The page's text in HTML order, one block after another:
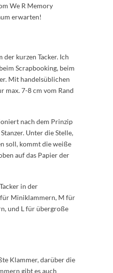
We R Memory
erwarten!
der kurzen Tacker. Ich
Scrapbooking, beim
Mit handelsüblichen
max. 7-8 cm vom Rand
nach dem Prinzip
Unter die Stelle,
soll, kommt die weiße
auf das Papier der
in der
für Miniklammern, M für
und L für übergroße
Klammer, darüber die
gibt es auch